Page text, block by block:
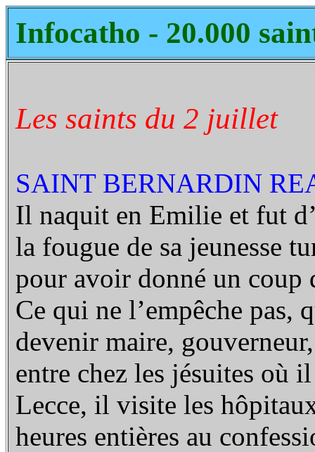
Infocatho - 20.000
Les saints du 2 juillet
SAINT BERNARDIN
Il naquit en Emilie et fut
la fougue de sa jeunesse
pour avoir donné un coup
Ce qui ne l’empêche pas,
devenir maire,
entre chez les jésuites où
Lecce, il visite les
heures entières au